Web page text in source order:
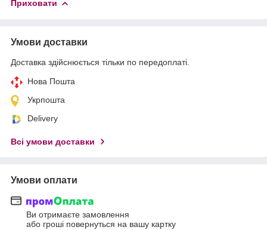
Приховати
Умови доставки
Доставка здійснюється тільки по передоплаті.
Нова Пошта
Укрпошта
Delivery
Всі умови доставки
Умови оплати
Ви отримаєте замовлення
або гроші повернуться на вашу картку